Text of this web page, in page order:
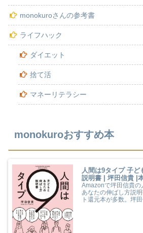
monokuroさんの参考書
ライフハック
ダイエット
捨て活
マネーリテラシー
monokuroおすすめ本
人間は9タイプ 子ど
説明書 | 坪田信貴 |
Amazonで坪田信貴の
あなたの伸ばし方説
ト還元本が多数。坪